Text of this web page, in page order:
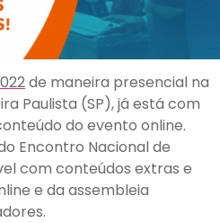
de maneira presencial na
Paulista (SP), já está com
do evento online.
Encontro Nacional de
com conteúdos extras e
e da assembleia